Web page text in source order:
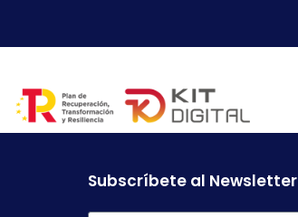
Subscríbete al Newsletter